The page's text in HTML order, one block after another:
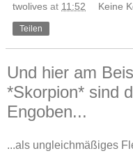
twolives at 11:52 Keine
Teilen
Und hier am
*Skorpion* sind
Engoben...
...als ungleichmäßiges